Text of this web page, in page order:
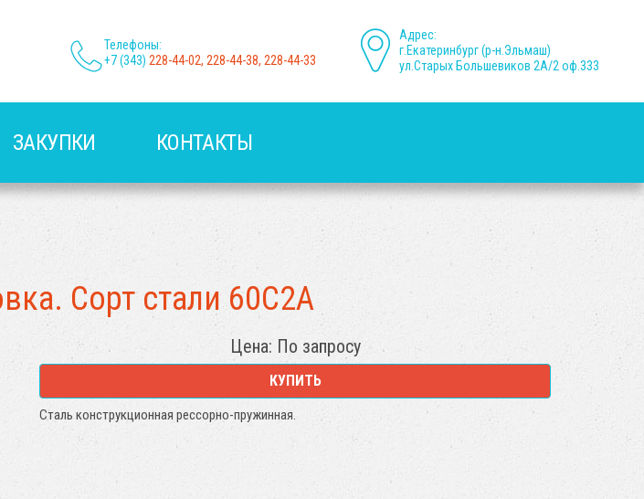
Адрес:
г.Екатеринбург (р-н.Эльмаш)
ул.Старых Большевиков 2А/2 оф.333
Телефоны:
+7 (343) 228-44-02, 228-44-38, 228-44-33
ЗАКУПКИ КОНТАКТЫ
Сорт стали 60С2А
Цена: По запросу
КУПИТЬ
Сталь конструкционная рессорно-пружинная.